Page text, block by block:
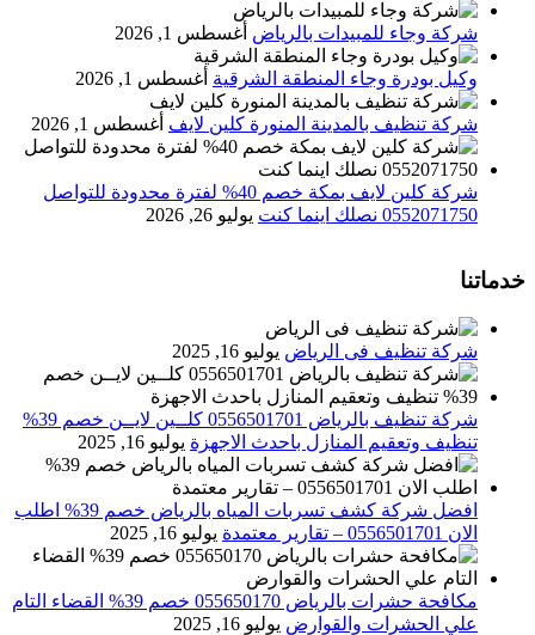
شركة وجاء للمبيدات بالرياض أغسطس 1, 2026
وكيل بودرة وجاء المنطقة الشرقية أغسطس 1, 2026
شركة تنظيف بالمدينة المنورة كلين لايف أغسطس 1, 2026
شركة كلين لايف بمكة خصم 40% لفترة محدودة للتواصل
0552071750 نصلك اينما كنت
يوليو 26, 2026
خدماتنا
شركة تنظيف فى الرياض يوليو 16, 2025
شركة تنظيف بالرياض 0556501701 كلــين لايــن خصم 39%
تنظيف وتعقيم المنازل باحدث الاجهزة يوليو 16, 2025
افضل شركة كشف تسربات المياه بالرياض خصم 39% اطلب
الان 0556501701‬‏ – تقارير معتمدة
يوليو 16, 2025
مكافحة حشرات بالرياض 055650170 خصم 39% القضاء التام
علي الحشرات والقوارض يوليو 16, 2025